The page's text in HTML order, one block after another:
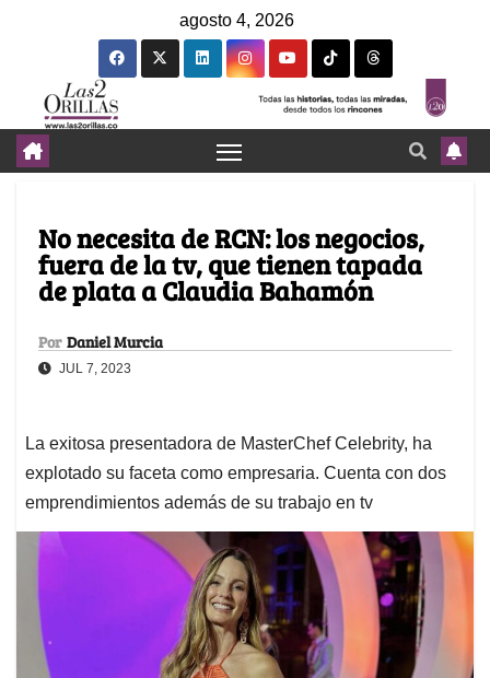
agosto 4, 2026
No necesita de RCN: los negocios,
fuera de la tv, que tienen tapada
de plata a Claudia Bahamón
Por Daniel Murcia
JUL 7, 2023
La exitosa presentadora de MasterChef Celebrity, ha
explotado su faceta como empresaria. Cuenta con dos
emprendimientos además de su trabajo en tv